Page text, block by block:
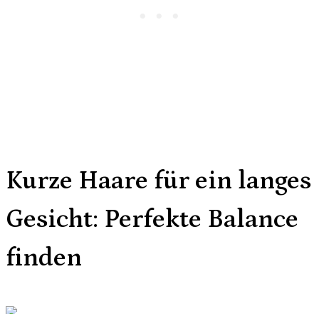
Kurze Haare für ein langes
Gesicht: Perfekte Balance
finden